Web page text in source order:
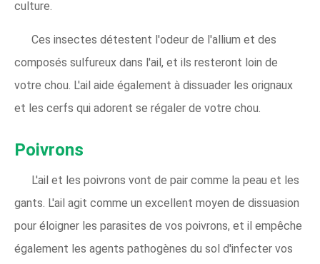
culture.
Ces insectes détestent l'odeur de l'allium et des
composés sulfureux dans l'ail, et ils resteront loin de
votre chou. L'ail aide également à dissuader les orignaux
et les cerfs qui adorent se régaler de votre chou.
Poivrons
L'ail et les poivrons vont de pair comme la peau et les
gants. L'ail agit comme un excellent moyen de dissuasion
pour éloigner les parasites de vos poivrons, et il empêche
également les agents pathogènes du sol d'infecter vos